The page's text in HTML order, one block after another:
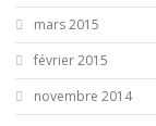
mars 2015
février 2015
novembre 2014